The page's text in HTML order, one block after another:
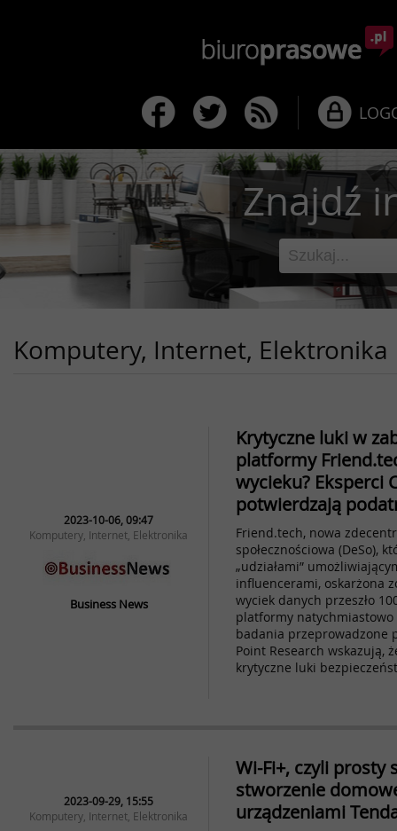
Znajdź
Komputery, Internet, Elektronika
2023-10-06, 09:47
Komputery, Internet, Elektronika
Business News
Krytyczne luki w
platformy
wycieku? Eksperci
potwierdzają
Friend.tech, nowa
społecznościowa (DeSo),
„udziałami”
influencerami, oskarżona
wyciek danych przeszło
platformy
badania przeprowadzone
Point Research wskazują,
krytyczne luki
2023-09-29, 15:55
Komputery, Internet, Elektronika
Wi-Fi+, czyli prosty
stworzenie
urządzeniami